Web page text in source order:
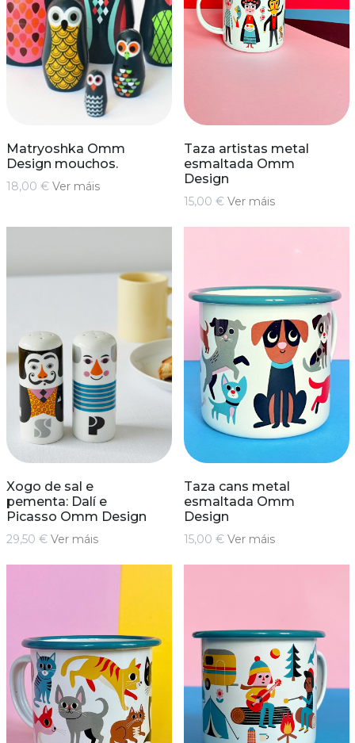
Matryoshka Omm
Design mouchos.
18,00 € Ver máis
Taza artistas metal
esmaltada Omm
Design
15,00 € Ver máis
Xogo de sal e
pementa: Dalí e
Picasso Omm Design
29,50 € Ver máis
Taza cans metal
esmaltada Omm
Design
15,00 € Ver máis